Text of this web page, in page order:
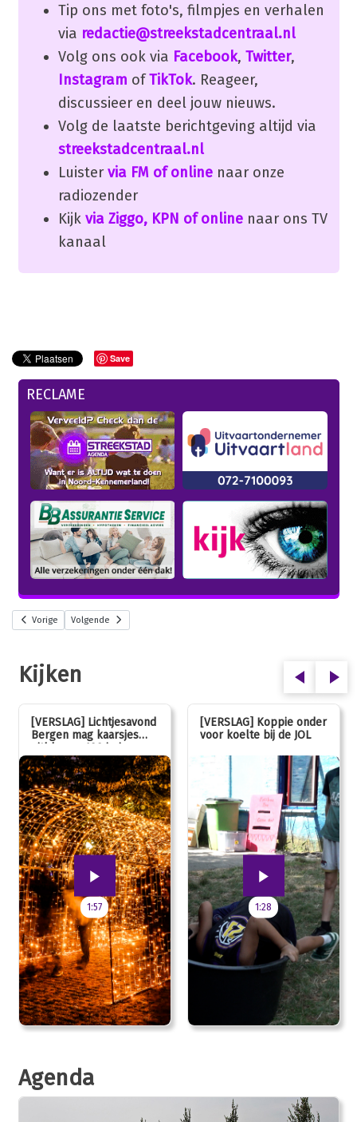
Tip ons met foto's, filmpjes en verhalen
via redactie@streekstadcentraal.nl
Volg ons ook via Facebook, Twitter,
Instagram ofTikTok. Reageer,
discussieer en deel jouw nieuws.
Volg de laatste berichtgeving altijd via
streekstadcentraal.nl
Luister via FM of onlinenaar onze
radiozender
Kijk via Ziggo, KPN of onlinenaar ons TV
kanaal
Save
RECLAME
Vorige Volgende
Kijken
[VERSLAG] Lichtjesavond
Bergen mag kaarsjes
uitblazen: 100 jarig
jubileum!
1:57
[VERSLAG] Koppie onder
voor koelte bij de JOL
1:28
Agenda